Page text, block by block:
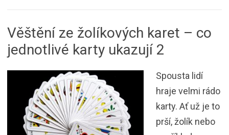
Věštění ze žolíkových karet – co
jednotlivé karty ukazují 2
Spousta lidí
hraje velmi rádo
karty. Ať už je to
prší, žolík nebo